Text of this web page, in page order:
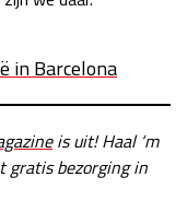
za 19:00 - 20:00
in Barcelona
is uit! Haal ‘m
gratis bezorging in